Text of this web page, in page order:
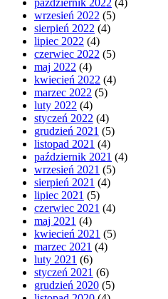
październik 2022 (4)
wrzesień 2022 (5)
sierpień 2022 (4)
lipiec 2022 (4)
czerwiec 2022 (5)
maj 2022 (4)
kwiecień 2022 (4)
marzec 2022 (5)
luty 2022 (4)
styczeń 2022 (4)
grudzień 2021 (5)
listopad 2021 (4)
październik 2021 (4)
wrzesień 2021 (5)
sierpień 2021 (4)
lipiec 2021 (5)
czerwiec 2021 (4)
maj 2021 (4)
kwiecień 2021 (5)
marzec 2021 (4)
luty 2021 (6)
styczeń 2021 (6)
grudzień 2020 (5)